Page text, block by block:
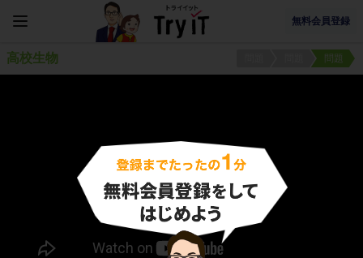
無料会員登録
高校生物 問題